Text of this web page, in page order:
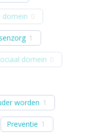
domein
1
domein
worden 1
Preventie 1